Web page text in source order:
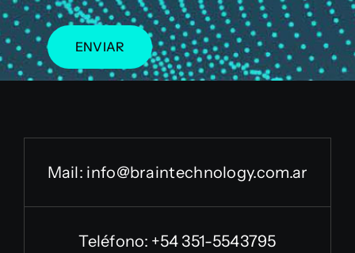
ENVIAR
Mail: info@braintechnology.com.ar
Teléfono: +54 351-5543795